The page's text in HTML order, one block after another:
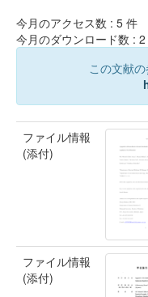
今月のアクセス数 : 5 件
今月のダウンロード数 : 2
この文献
ファイル情報
(添付)
ファイル情報
(添付)